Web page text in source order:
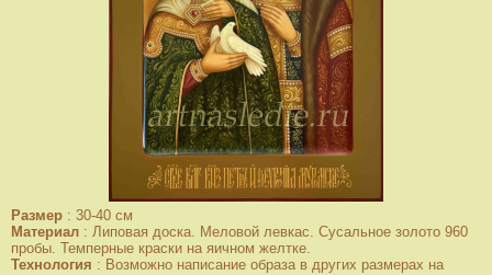
Размер : 30-40 см
Материал : Липовая доска. Меловой левкас. Сусальное золото 960
пробы. Темперные краски на яичном желтке.
Технология : Возможно написание образа в других размерах на